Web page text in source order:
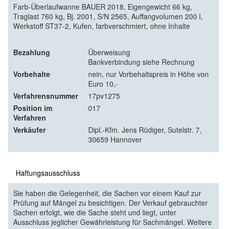
Farb-Überlaufwanne BAUER 2018, Eigengewicht 66 kg,
Traglast 760 kg, Bj. 2001, S/N 2565, Auffangvolumen 200 l,
Werkstoff ST37-2, Kufen, farbverschmiert, ohne Inhalte
Bezahlung
Überweisung
Bankverbindung siehe Rechnung
Vorbehalte
nein, nur Vorbehaltspreis in Höhe von
Euro 10,-
Verfahrensnummer
17pv1275
Position im
Verfahren
017
Verkäufer
Dipl.-Kfm. Jens Rüdiger, Sutelstr. 7,
30659 Hannover
Haftungsausschluss
Sie haben die Gelegenheit, die Sachen vor einem Kauf zur
Prüfung auf Mängel zu besichtigen. Der Verkauf gebrauchter
Sachen erfolgt, wie die Sache steht und liegt, unter
Ausschluss jeglicher Gewährleistung für Sachmängel. Weitere